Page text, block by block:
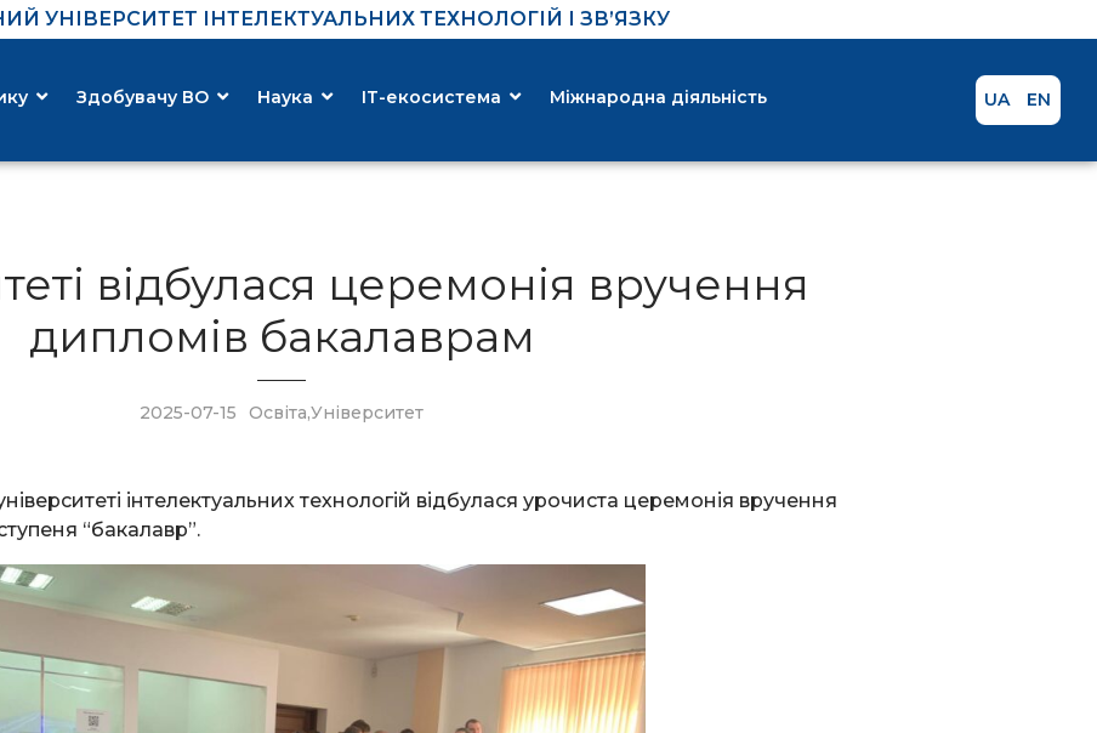
УНІВЕРСИТЕТ ІНТЕЛЕКТУАЛЬНИХ ТЕХНОЛОГІЙ І ЗВ’ЯЗКУ
Здобувачу ВО Наука ІТ-екосистема Міжнародна діяльність UA EN
відбулася церемонія вручення
дипломів бакалаврам
2025-07-15 Освіта,Університет
інтелектуальних технологій відбулася урочиста церемонія вручення
“бакалавр”.